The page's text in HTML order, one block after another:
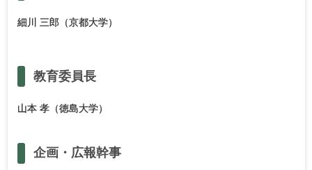
細川 三郎（京都大学）
教育委員長
山本 孝（徳島大学）
企画・ 広報幹事